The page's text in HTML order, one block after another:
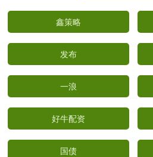
鑫策略
发布
一浪
好牛配资
国债